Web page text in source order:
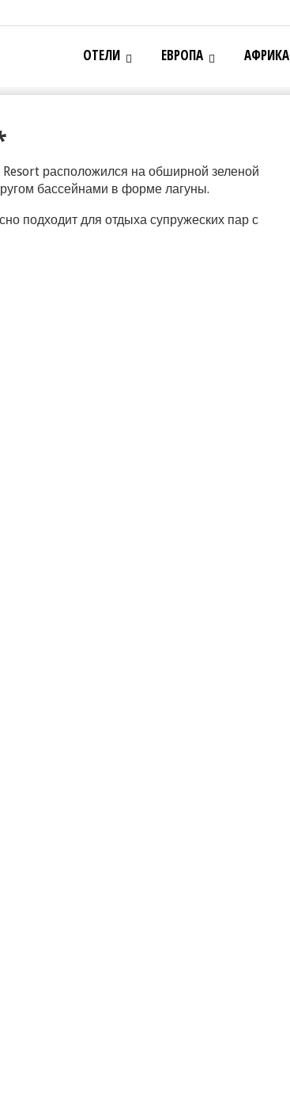
ОТЕЛИ ЕВРОПА АФРИКА
расположился на обширной зеленой
бассейнами в форме лагуны.
подходит для отдыха супружеских пар с